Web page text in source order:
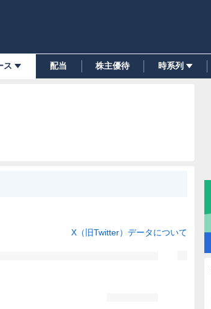
ス 配当 株主優待 時系列
X（旧Twitter）データについて